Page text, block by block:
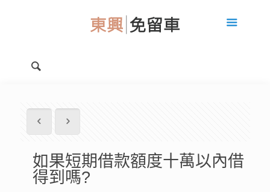
如果短期借款額度十萬以內借
得到嗎?